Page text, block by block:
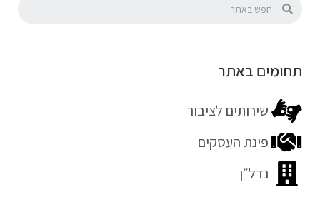
תחומים באתר
שירותים לציבור
פינת העסקים
נדל״ן